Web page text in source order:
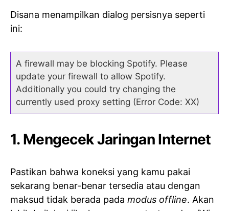
Disana menampilkan dialog persisnya seperti
ini:
A firewall may be blocking Spotify. Please
update your firewall to allow Spotify.
Additionally you could try changing the
currently used proxy setting (Error Code: XX)
1. Mengecek Jaringan Internet
Pastikan bahwa koneksi yang kamu pakai
sekarang benar-benar tersedia atau dengan
maksud tidak berada pada modus offline. Akan